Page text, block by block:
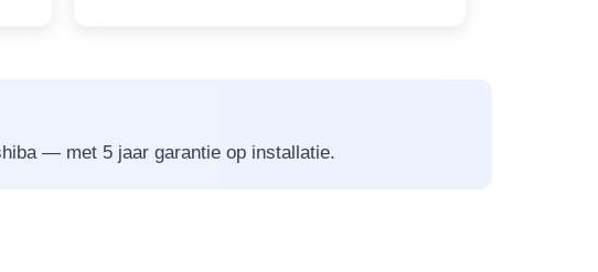
— met 5 jaar garantie op installatie.